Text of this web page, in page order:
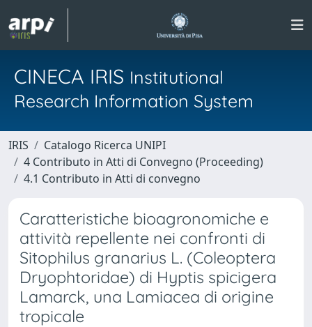
CINECA IRIS Institutional
Research Information System
IRIS
Catalogo Ricerca UNIPI
4 Contributo in Atti di Convegno (Proceeding)
4.1 Contributo in Atti di convegno
Caratteristiche bioagronomiche e
attività repellente nei confronti di
Sitophilus granarius L. (Coleoptera
Dryophtoridae) di Hyptis spicigera
Lamarck, una Lamiacea di origine
tropicale